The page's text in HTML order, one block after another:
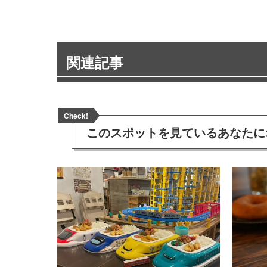
関連記事
Check!
このスポットを見ているあなた